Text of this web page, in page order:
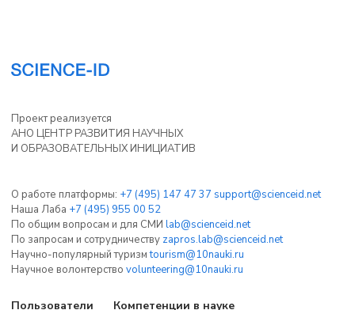
Проект реализуется
АНО ЦЕНТР РАЗВИТИЯ НАУЧНЫХ
И ОБРАЗОВАТЕЛЬНЫХ ИНИЦИАТИВ
Пользователи Компетенции в науке
О работе платформы: +7 (495) 147 47 37 support@scienceid.net
Наша Лаба +7 (495) 955 00 52
По общим вопросам и для СМИ lab@scienceid.net
По запросам и сотрудничеству zapros.lab@scienceid.net
Научно-популярный туризм tourism@10nauki.ru
Научное волонтерство volunteering@10nauki.ru